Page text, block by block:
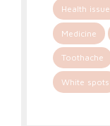
Health
Medicine
Toothache
White spots